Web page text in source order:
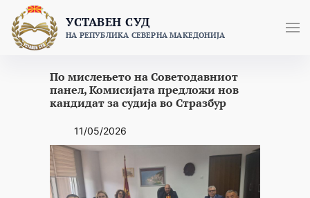
content
УСТАВЕН СУД
НА РЕПУБЛИКА СЕВЕРНА МАКЕДОНИЈА
По мислењето на Советодавниот
панел, Комисијата предложи нов
кандидат за судија во Стразбур
11/05/2026